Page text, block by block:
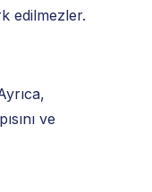
edilmezler.
ve